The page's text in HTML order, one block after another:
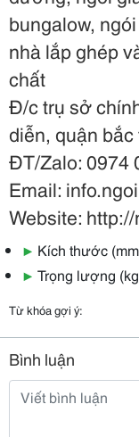
bungalow,
nhà lắp ghép
chất
Đ/c trụ sở
diễn, quận
ĐT/Zalo: 0974
Email:
Website:
▶ Kích thước
▶ Trọng lượng
Từ khóa gợi ý:
Bình luận